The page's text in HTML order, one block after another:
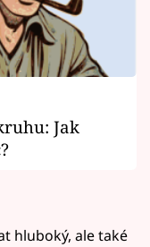
Jak
hluboký, ale také